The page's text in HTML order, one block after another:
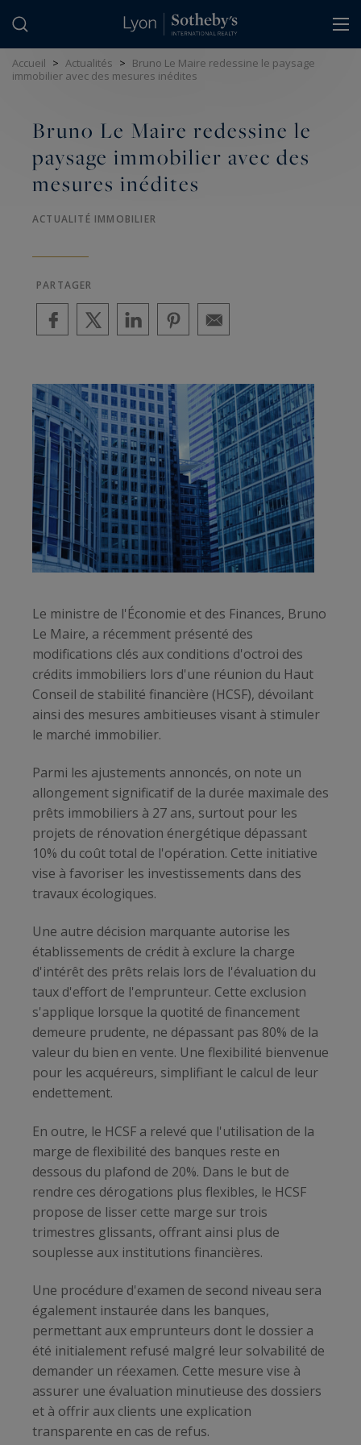
Accueil > Actualités > Bruno Le Maire redessine le paysage
immobilier avec des mesures inédites
Bruno Le Maire redessine le
paysage immobilier avec des
mesures inédites
ACTUALITÉ IMMOBILIER
PARTAGER
Le ministre de l'Économie et des Finances, Bruno
Le Maire, a récemment présenté des
modifications clés aux conditions d'octroi des
crédits immobiliers lors d'une réunion du Haut
Conseil de stabilité financière (HCSF), dévoilant
ainsi des mesures ambitieuses visant à stimuler
le marché immobilier.
Parmi les ajustements annoncés, on note un
allongement significatif de la durée maximale des
prêts immobiliers à 27 ans, surtout pour les
projets de rénovation énergétique dépassant
10% du coût total de l'opération. Cette initiative
vise à favoriser les investissements dans des
travaux écologiques.
Une autre décision marquante autorise les
établissements de crédit à exclure la charge
d'intérêt des prêts relais lors de l'évaluation du
taux d'effort de l'emprunteur. Cette exclusion
s'applique lorsque la quotité de financement
demeure prudente, ne dépassant pas 80% de la
valeur du bien en vente. Une flexibilité bienvenue
pour les acquéreurs, simplifiant le calcul de leur
endettement.
En outre, le HCSF a relevé que l'utilisation de la
marge de flexibilité des banques reste en
dessous du plafond de 20%. Dans le but de
rendre ces dérogations plus flexibles, le HCSF
propose de lisser cette marge sur trois
trimestres glissants, offrant ainsi plus de
souplesse aux institutions financières.
Une procédure d'examen de second niveau sera
également instaurée dans les banques,
permettant aux emprunteurs dont le dossier a
été initialement refusé malgré leur solvabilité de
demander un réexamen. Cette mesure vise à
assurer une évaluation minutieuse des dossiers
et à offrir aux clients une explication
transparente en cas de refus.